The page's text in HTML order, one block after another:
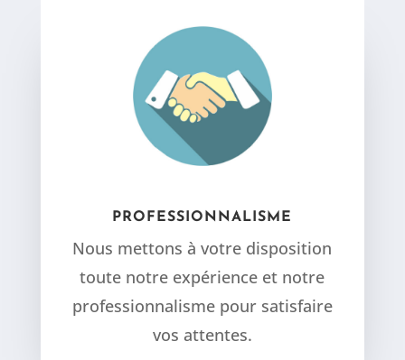
PROFESSIONNALISME
Nous mettons à votre disposition
toute notre expérience et notre
professionnalisme pour satisfaire
vos attentes.